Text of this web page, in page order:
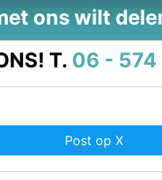
ons wilt
T. 06 - 574
Post op X